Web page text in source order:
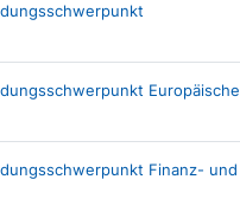
Europäische
Finanz- und